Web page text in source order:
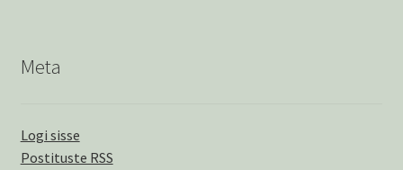
Meta
Logi sisse
Postituste RSS